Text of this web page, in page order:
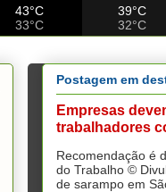
43°C
33°C
39°C
32°C
Postagem em
Empresas
trabalhadores
Recomendação é
do Trabalho ©
de sarampo em